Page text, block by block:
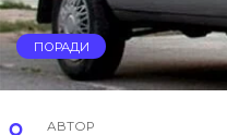
ПОРАДИ
АВТОР